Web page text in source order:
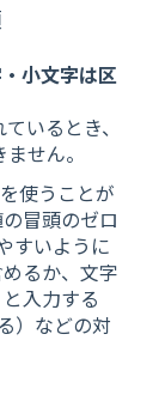
小文字は区
いるとき、
せん。
使うことが
冒頭のゼロ
すいように
るか、文字
と入力する
）などの対